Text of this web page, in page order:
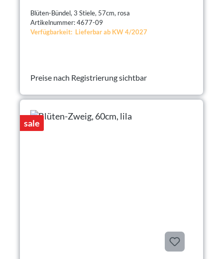
Blüten-Bündel, 3 Stiele, 57cm, rosa
Artikelnummer: 4677-09
Verfügbarkeit: Lieferbar ab KW 4/2027
Preise nach Registrierung sichtbar
sale